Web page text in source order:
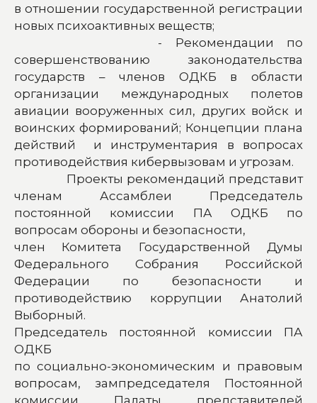
в отношении государственной регистрации
новых психоактивных веществ;
- Рекомендации по
совершенствованию законодательства
государств – членов ОДКБ в области
организации международных полетов
авиации вооруженных сил, других войск и
воинских формирований; Концепции плана
действий и инструментария в вопросах
противодействия кибервызовам и угрозам.
Проекты рекомендаций представит
членам Ассамблеи Председатель
постоянной комиссии ПА ОДКБ по
вопросам обороны и безопасности,
член Комитета Государственной Думы
Федерального Собрания Российской
Федерации по безопасности и
противодействию коррупции Анатолий
Выборный.
Председатель постоянной комиссии ПА
ОДКБ
по социально-экономическим и правовым
вопросам, зампредседателя Постоянной
комиссии Палаты представителей